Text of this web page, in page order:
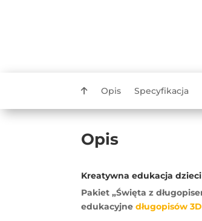
Opis Specyfikacja
Opis
Kreatywna edukacja
Pakiet „Święta z
edukacyjnedługopisów 3D